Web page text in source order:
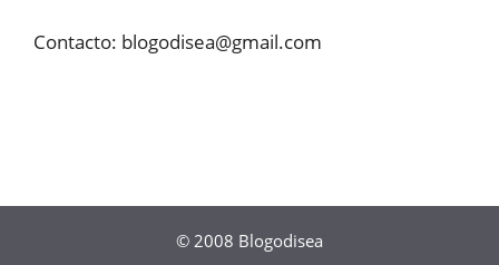
Contacto: blogodisea@gmail.com
© 2008 Blogodisea